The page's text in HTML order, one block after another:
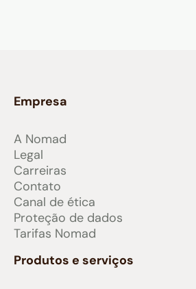
Empresa
A Nomad
Legal
Carreiras
Contato
Canal de ética
Proteção de dados
Tarifas Nomad
Produtos e serviços